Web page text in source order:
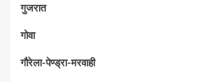
गुजरात
गोवा
गौरेला-पेण्ड्रा-मरवाही